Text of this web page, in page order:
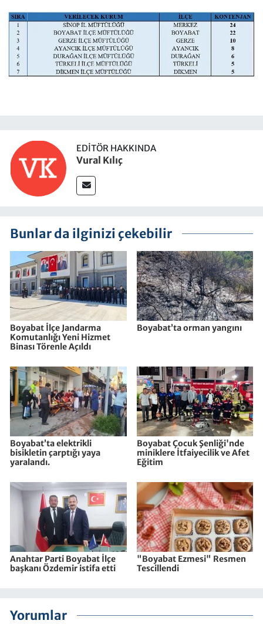
EDITÖR HAKKINDA
Vural Kılıç
Bunlar da ilginizi çekebilir
Boyabat İlçe Jandarma
Komutanlığı Yeni Hizmet
Binası Törenle Açıldı
Boyabat’ta orman yangını
Boyabat’ta elektrikli
bisikletin çarptığı yaya
yaralandı.
Boyabat Çocuk Şenliği'nde
miniklere İtfaiyecilik ve Afet
Eğitim
Anahtar Parti Boyabat İlçe
başkanı Özdemir istifa etti
"Boyabat Ezmesi" Resmen
Tescillendi
Yorumlar